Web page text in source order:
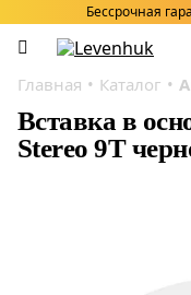
Бессрочная
Главная Каталог
Вставка в
Stereo 9T